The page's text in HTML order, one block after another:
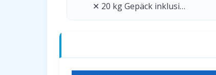
✕ 20 kg Gepäck inklusi…